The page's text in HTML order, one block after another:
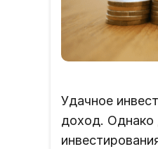
Удачное
доход. Однако